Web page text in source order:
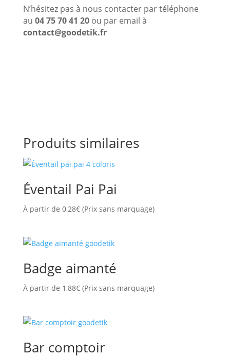
N’hésitez pas à nous contacter par téléphone
au 04 75 70 41 20 ou par email à
contact@goodetik.fr
Produits similaires
Éventail Pai Pai
À partir de 0,28€(Prix sans marquage)
Badge aimanté
À partir de 1,88€(Prix sans marquage)
Bar comptoir